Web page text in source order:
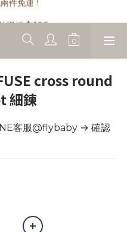
現折 $ 100
訊小編 !
cross round
細鍊
客服@flybaby → 確認